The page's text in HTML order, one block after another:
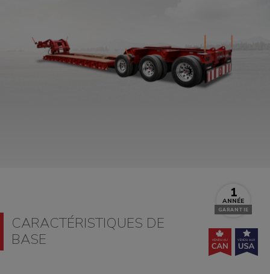
CARACTÉRISTIQUES DE
BASE
1
ANNÉE
GARANTIE